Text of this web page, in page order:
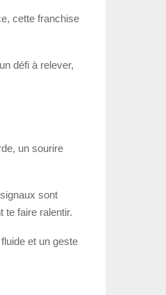
cette franchise
défi à relever,
un sourire
sont
te faire ralentir.
et un geste